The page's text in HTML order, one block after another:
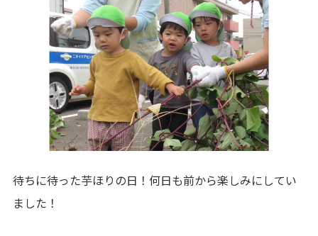
プライバシーポリシー サイトのご利用について
サイトマップ ニチイ学館オフィシャルサイト
待ちに待った芋ほりの日！何日も前から楽しみにしてい
ました！